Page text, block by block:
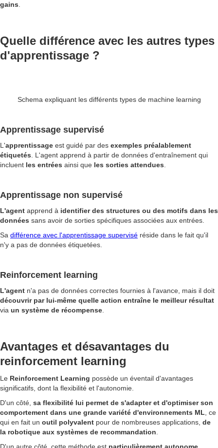
gains
Quelle différence avec les autres types
d'apprentissage ?
Schema expliquant les différents types de machine learning
Apprentissage supervisé
L'apprentissage est guidé par des exemples préalablement
étiquetés . L'agent apprend à partir de données d'entraînement qui
incluent les entrées ainsi que les sorties attendues
Apprentissage non supervisé
L'agent apprend à identifier des structures ou des motifs dans les
données sans avoir de sorties spécifiques associées aux entrées.
Sa différence avec l'apprentissage supervisé réside dans le fait qu'il
n'y a pas de données étiquetées.
Reinforcement learning
L'agent n'a pas de données correctes fournies à l'avance, mais il doit
découvrir par lui-même quelle action entraîne le meilleur résultat
via un système de récompense
Avantages et désavantages du
reinforcement learning
Le Reinforcement Learning possède un éventail d'avantages
significatifs, dont la flexibilité et l'autonomie.
D'un côté, sa flexibilité lui permet de s'adapter et d'optimiser son
comportement dans une grande variété d'environnements ML , ce
qui en fait un outil polyvalent pour de nombreuses applications, de
la robotique aux systèmes de recommandation